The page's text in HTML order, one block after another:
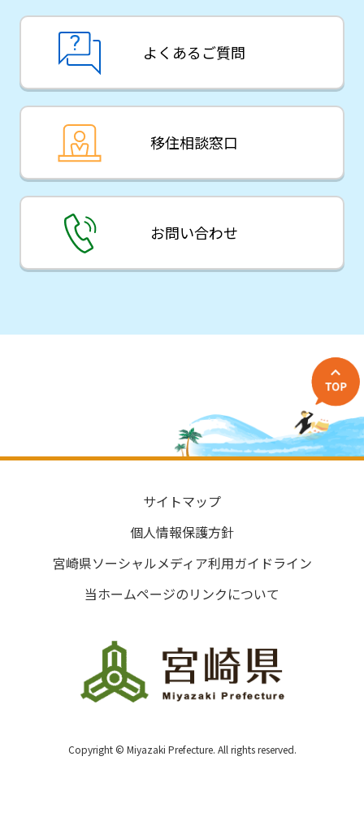
よくあるご質問
移住相談窓口
お問い合わせ
サイトマップ
個人情報保護方針
宮崎県ソーシャルメディア利用ガイドライン
当ホームページのリンクについて
Copyright © Miyazaki Prefecture. All rights reserved.